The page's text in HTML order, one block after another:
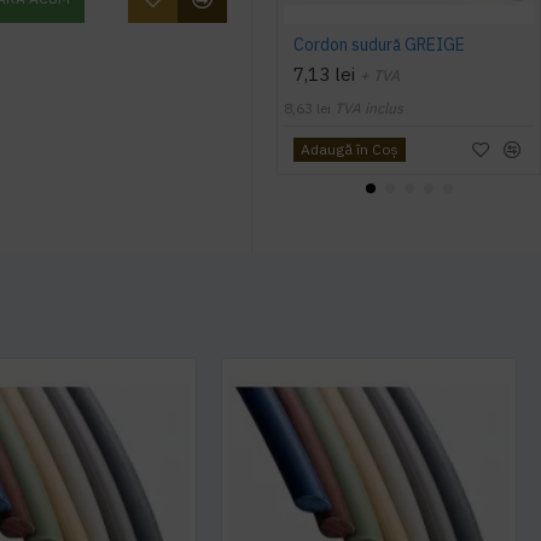
Cordon sudură GREIGE
7,13 lei + TVA
8,63 lei TVA inclus
Adaugă în Coş